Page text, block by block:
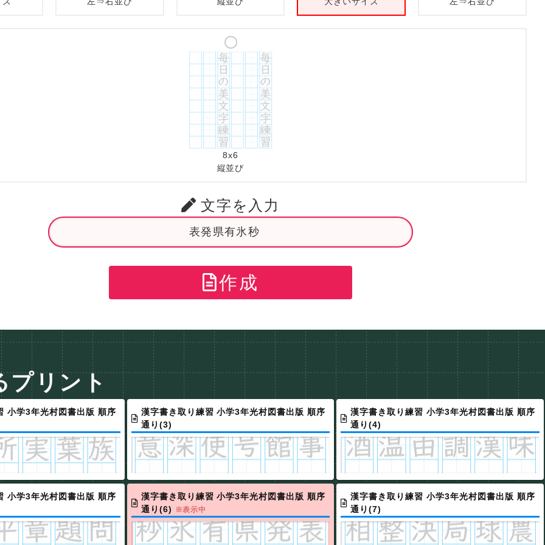
8x6
縦並び
文字を入力
作成
プリント
小学3年光村図書出版 順序
漢字書き取り練習 小学3年光村図書出版 順序
通り(3)
漢字書き取り練習 小学3年光村図書出版 順序
通り(4)
小学3年光村図書出版 順序
漢字書き取り練習 小学3年光村図書出版 順序
通り(6) ※表示中
漢字書き取り練習 小学3年光村図書出版 順序
通り(7)